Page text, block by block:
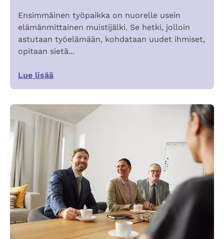
Ensimmäinen työpaikka on nuorelle usein
elämänmittainen muistijälki. Se hetki, jolloin
astutaan työelämään, kohdataan uudet ihmiset,
opitaan sietä...
Lue lisää